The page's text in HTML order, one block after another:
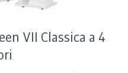
VII Classica a 4